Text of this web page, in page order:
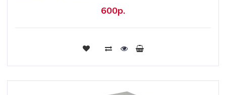
600р.